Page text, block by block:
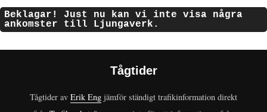
Beklagar! Just nu kan vi inte visa några
ankomster till Ljungaverk.
Tågtider
Tågtider av Erik Eng jämför ständigt trafikinformation direkt